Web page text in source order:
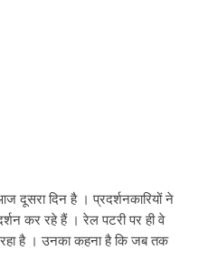
दूसरा दिन है । प्रदर्शनकारियों ने
कर रहे हैं । रेल पटरी पर ही वे
है । उनका कहना है कि जब तक